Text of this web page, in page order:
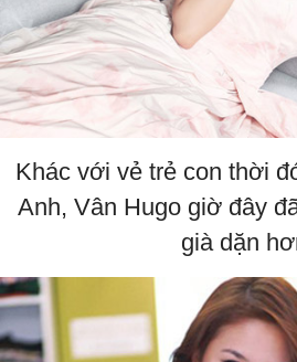
Khác với vẻ trẻ con thời
Anh, Vân Hugo giờ đây
già dặn